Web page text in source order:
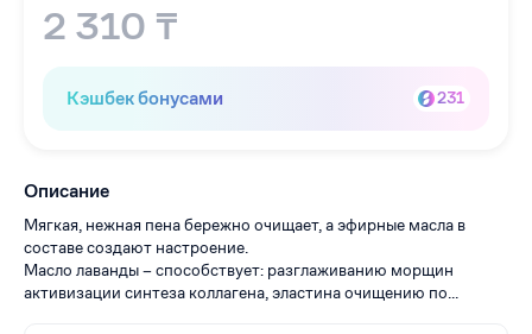
2 310 ₸
Кэшбек бонусами 231
Описание
Мягкая, нежная пена бережно очищает, а эфирные масла в
составе создают настроение.
Масло лаванды – способствует: разглаживанию морщин
активизации синтеза коллагена, эластина очищению по...